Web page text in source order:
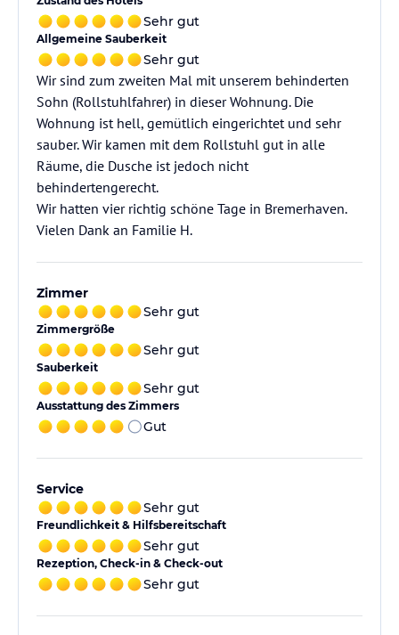
Sehr gut
Allgemeine Sauberkeit
Sehr gut
Wir sind zum zweiten Mal mit unserem behinderten
Sohn (Rollstuhlfahrer) in dieser Wohnung. Die
Wohnung ist hell, gemütlich eingerichtet und sehr
sauber. Wir kamen mit dem Rollstuhl gut in alle
Räume, die Dusche ist jedoch nicht
behindertengerecht.
Wir hatten vier richtig schöne Tage in Bremerhaven.
Vielen Dank an Familie H.
Zimmer
Sehr gut
Zimmergröße
Sehr gut
Sauberkeit
Sehr gut
Ausstattung des Zimmers
Gut
Service
Sehr gut
Freundlichkeit & Hilfsbereitschaft
Sehr gut
Rezeption, Check-in & Check-out
Sehr gut